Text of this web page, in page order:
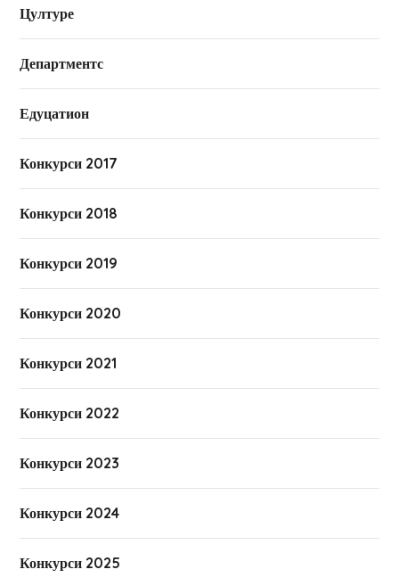
Цултуре
Департментс
Едуцатион
Конкурси 2017
Конкурси 2018
Конкурси 2019
Конкурси 2020
Конкурси 2021
Конкурси 2022
Конкурси 2023
Конкурси 2024
Конкурси 2025